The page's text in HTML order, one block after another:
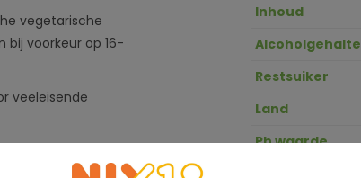
vegetarische
bij voorkeur op 16-
veeleisende
Inhoud
Alcoholgehalte
Restsuiker
Land
Ph waarde